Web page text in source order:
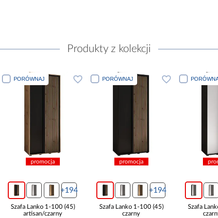
Produkty z kolekcji
PORÓWNAJ
promocja
+194
Szafa Lanko 1-100 (45)
artisan/czarny
PORÓWNAJ
promocja
+194
Szafa Lanko 1-100 (45)
czarny
Szafa